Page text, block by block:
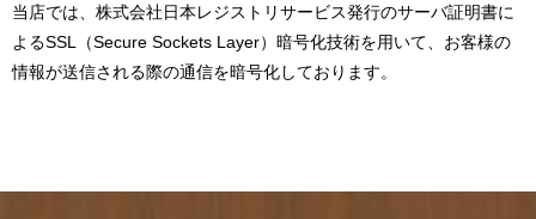
当店では、株式会社日本レジストリサービス発行のサーバ証明書に
よるSSL（Secure Sockets Layer）暗号化技術を用いて、お客様の
情報が送信される際の通信を暗号化しております。